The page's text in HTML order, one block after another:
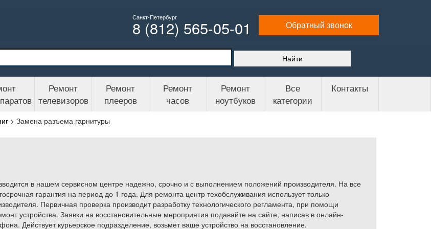
Санкт-Петербург
8 (812) 565-05-01 Обратный звонок
Ремонт
телевизоров
Ремонт
плееров
Ремонт
часов
Ремонт
ноутбуков
Все
категории
Контакты
> Замена разъема гарнитуры
в нашем сервисном центре надежно, срочно и с выполнением положений производителя. На все
гарантия на период до 1 года. Для ремонта центр техобслуживания использует только
Первичная проверка производит разработку технологического регламента, при помощи
устройства. Заявки на восстановительные мероприятия подавайте на сайте, написав в онлайн-
Действует курьерское подразделение, возьмет ваше устройство на восстановление.